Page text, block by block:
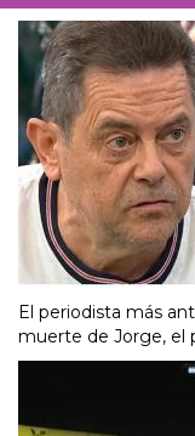
El periodista más
muerte de Jorge, el